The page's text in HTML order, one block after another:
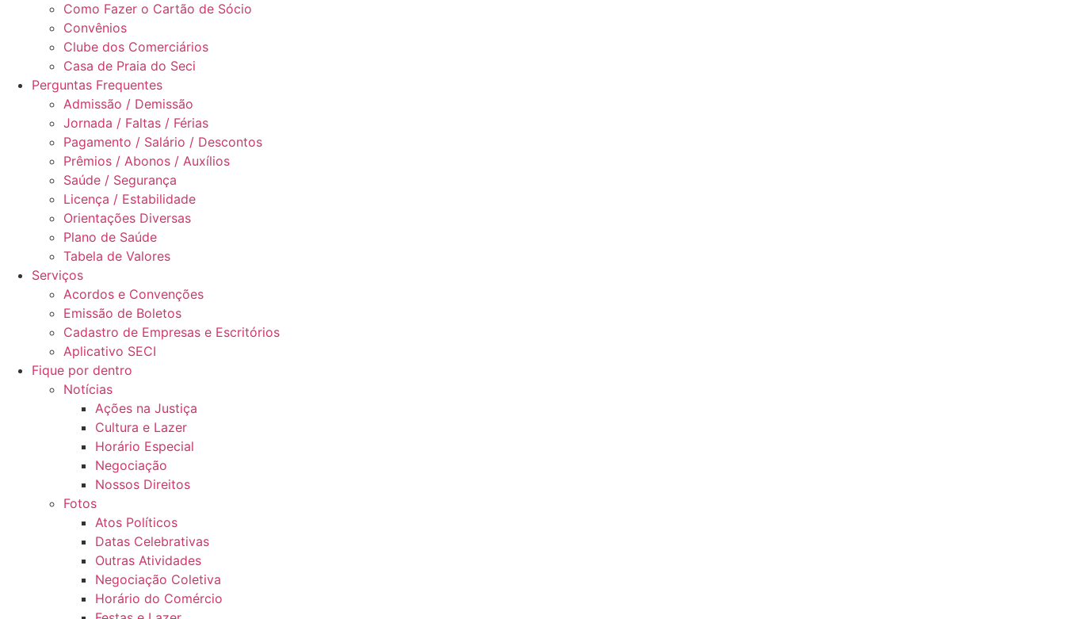
Como Fazer o Cartão de Sócio
Convênios
Clube dos Comerciários
Casa de Praia do Seci
Perguntas Frequentes
Admissão / Demissão
Jornada / Faltas / Férias
Pagamento / Salário / Descontos
Prêmios / Abonos / Auxílios
Saúde / Segurança
Licença / Estabilidade
Orientações Diversas
Plano de Saúde
Tabela de Valores
Serviços
Acordos e Convenções
Emissão de Boletos
Cadastro de Empresas e Escritórios
Aplicativo SECI
Fique por dentro
Notícias
Ações na Justiça
Cultura e Lazer
Horário Especial
Negociação
Nossos Direitos
Fotos
Atos Políticos
Datas Celebrativas
Outras Atividades
Negociação Coletiva
Horário do Comércio